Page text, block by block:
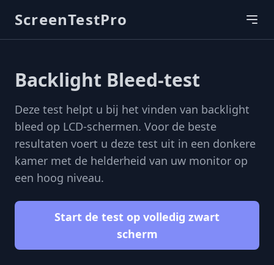
ScreenTestPro
Backlight Bleed-test
Deze test helpt u bij het vinden van backlight
bleed op LCD-schermen. Voor de beste
resultaten voert u deze test uit in een donkere
kamer met de helderheid van uw monitor op
een hoog niveau.
Start de test op volledig zwart
scherm